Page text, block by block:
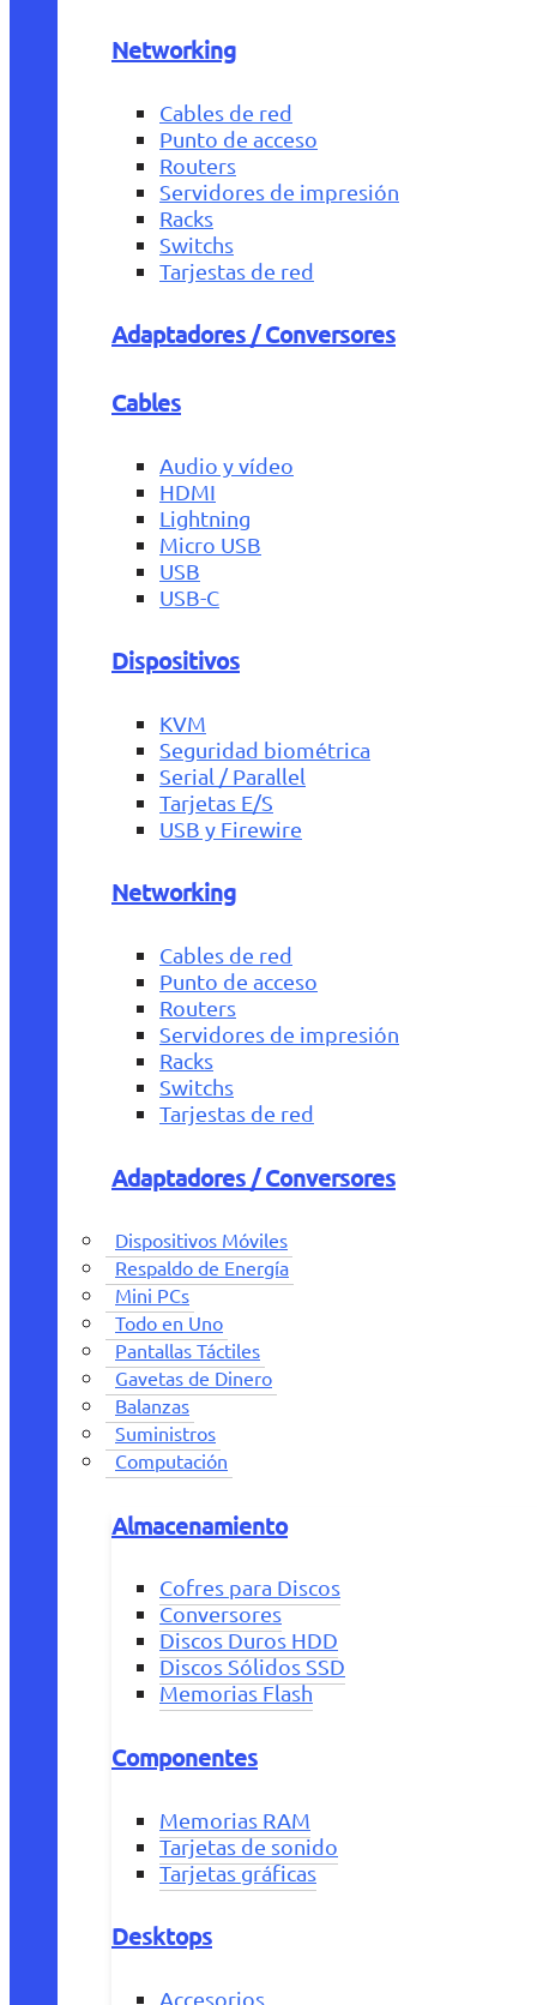
Networking
Cables de red
Punto de acceso
Routers
Servidores de impresión
Racks
Switchs
Tarjestas de red
Adaptadores / Conversores
Cables
Audio y vídeo
HDMI
Lightning
Micro USB
USB
USB-C
Dispositivos
KVM
Seguridad biométrica
Serial / Parallel
Tarjetas E/S
USB y Firewire
Networking
Cables de red
Punto de acceso
Routers
Servidores de impresión
Racks
Switchs
Tarjestas de red
Adaptadores / Conversores
Dispositivos Móviles
Respaldo de Energía
Mini PCs
Todo en Uno
Pantallas Táctiles
Gavetas de Dinero
Balanzas
Suministros
Computación
Almacenamiento
Cofres para Discos
Conversores
Discos Duros HDD
Discos Sólidos SSD
Memorias Flash
Componentes
Memorias RAM
Tarjetas de sonido
Tarjetas gráficas
Desktops
Accesorios